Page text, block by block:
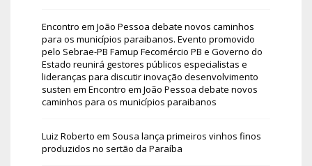
Encontro em João Pessoa debate novos caminhos
para os municípios paraibanos. Evento promovido
pelo Sebrae-PB Famup Fecomércio PB e Governo do
Estado reunirá gestores públicos especialistas e
lideranças para discutir inovação desenvolvimento
susten em Encontro em João Pessoa debate novos
caminhos para os municípios paraibanos
Luiz Roberto em Sousa lança primeiros vinhos finos
produzidos no sertão da Paraíba